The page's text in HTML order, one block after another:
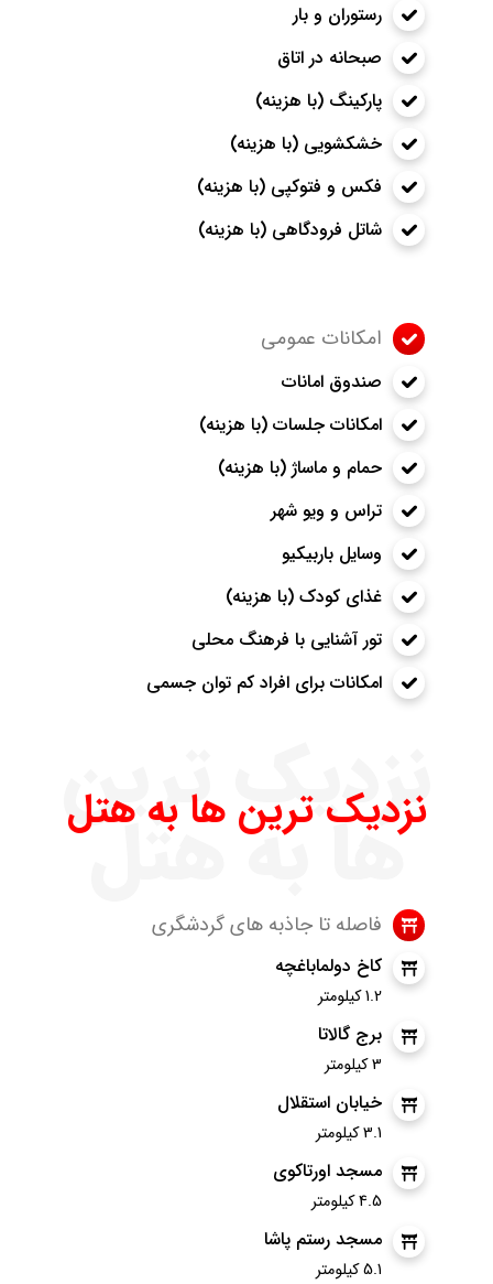
رستوران و بار
صبحانه در اتاق
پارکینگ (با هزینه)
خشکشویی (با هزینه)
فکس و فتوکپی (با هزینه)
شاتل فرودگاهی (با هزینه)
امکانات عمومی
صندوق امانات
امکانات جلسات (با هزینه)
حمام و ماساژ (با هزینه)
تراس و ویو شهر
وسایل باربیکیو
غذای کودک (با هزینه)
تور آشنایی با فرهنگ محلی
امکانات برای افراد کم توان جسمی
نزدیک ترین
ها به هتل
نزدیک ترین ها به هتل
فاصله تا جاذبه های گردشگری
کاخ دولماباغچه
1.2 کیلومتر
برج گالاتا
3 کیلومتر
خیابان استقلال
3.1 کیلومتر
مسجد اورتاکوی
4.5 کیلومتر
مسجد رستم پاشا
5.1 کیلومتر